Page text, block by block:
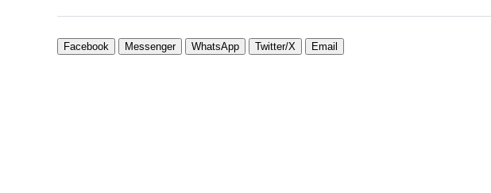
Facebook Messenger WhatsApp Twitter/X Email